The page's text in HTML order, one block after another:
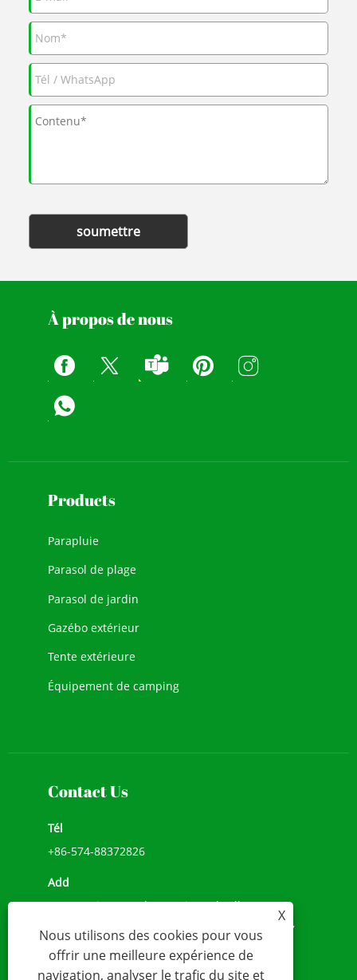
soumettre
À propos de nous
Products
Parapluie
Parasol de plage
Parasol de jardin
Gazébo extérieur
Tente extérieure
Équipement de camping
Contact Us
Tél
+86-574-88372826
Add
No.518, Li He Road, Songxia Umbrella Town,
Shanghai, Shaoxing City, Province du Zhejiang,
Chine
E-mail
X
Nous utilisons des cookies pour vous
offrir une meilleure expérience de
navigation, analyser le trafic du site et